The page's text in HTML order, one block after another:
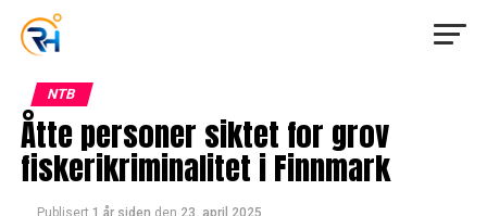
NTB
Åtte personer siktet for grov
fiskerikriminalitet i Finnmark
Publisert 1 år siden den 23. april 2025